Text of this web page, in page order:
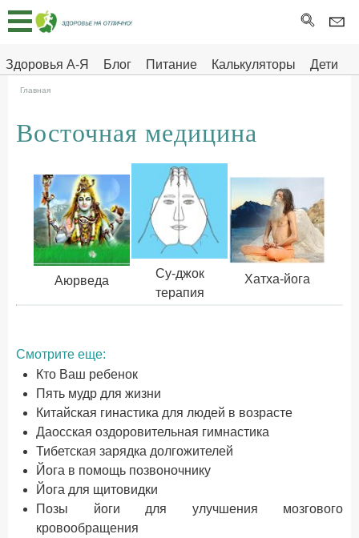
Здоровья А-Я Блог Питание Калькуляторы
Дети
Главная
Тесты
Про
ДЕТЯМ
Главная
Восточная медицина
Аюрведa
Су-джок
терапия
Хатха-йога
Смотрите еще:
Кто Ваш ребенок
Пять мудр для жизни
Китайская гинастика для людей в возрасте
Даосская оздоровительная гимнастика
Тибетская зарядка долгожителей
Йога в помощь позвоночнику
Йога для щитовидки
Позы йоги для улучшения мозгового
кровообращения